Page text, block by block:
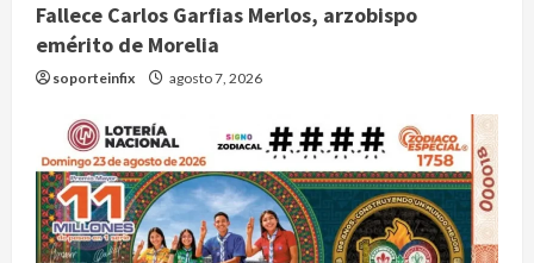
Fallece Carlos Garfias Merlos, arzobispo
emérito de Morelia
soporteinfix agosto 7, 2026